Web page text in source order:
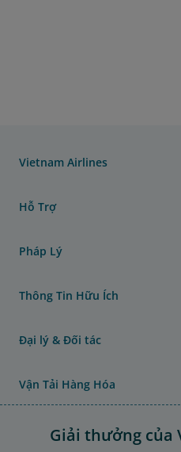
Vietnam Airlines
Hỗ Trợ
Pháp Lý
Thông Tin Hữu Ích
Đại lý & Đối tác
Vận Tải Hàng Hóa
Giải thưởng của